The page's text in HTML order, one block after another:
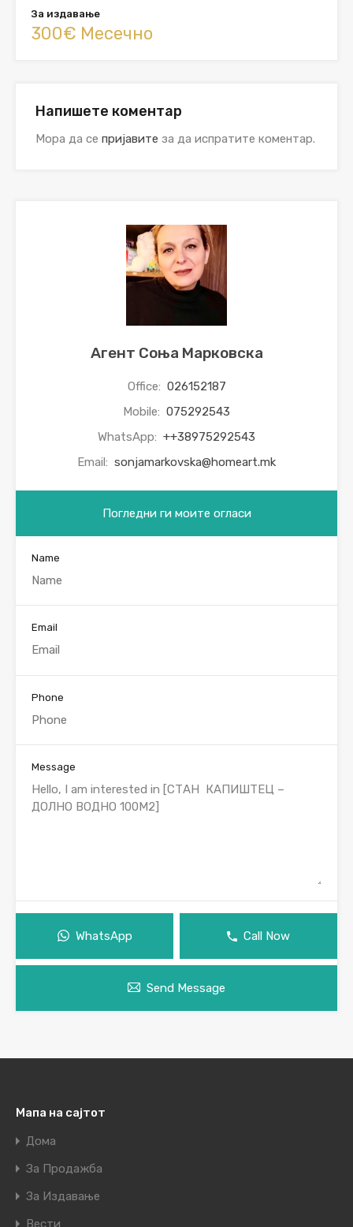
За издавање
300€ Месечно
Напишете коментар
Мора да се пријавите за да испратите коментар.
Агент Соња Марковска
Office: 026152187
Mobile: 075292543
WhatsApp: ++38975292543
Email: sonjamarkovska@homeart.mk
Погледни ги моите огласи
Name
Email
Phone
Message
WhatsApp Call Now
Send Message
Мапа на сајтот
Дома
За Продажба
За Издавање
Вести